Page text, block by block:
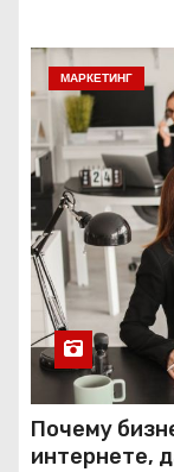
МАРКЕТИНГ
Почему
интернете,